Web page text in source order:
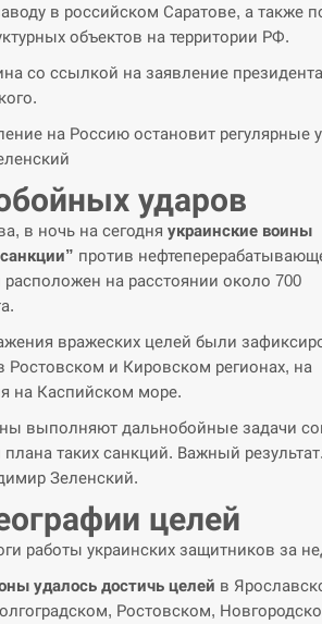
в российском Саратове, а также
объектов на территории РФ.
со ссылкой на заявление президента
на Россию остановит регулярные
ударов
в ночь на сегодня украинские воины
против
на расстоянии около 700
вражеских целей были
Ростовском и Кировском регионах, на
на Каспийском море.
выполняют дальнобойные задачи
таких санкций. Важный
Зеленский.
целей
работы украинских защитников за
удалось достичь целей в
Ростовском,